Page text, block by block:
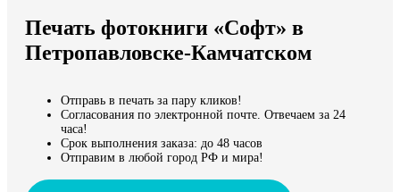
Мы доставляем по всему миру
Продолжить без города
Печать фотокниги «Софт» в
Петропавловске-Камчатском
Отправь в печать за пару кликов!
Согласования по электронной почте. Отвечаем за 24
часа!
Срок выполнения заказа: до 48 часов
Отправим в любой город РФ и мира!